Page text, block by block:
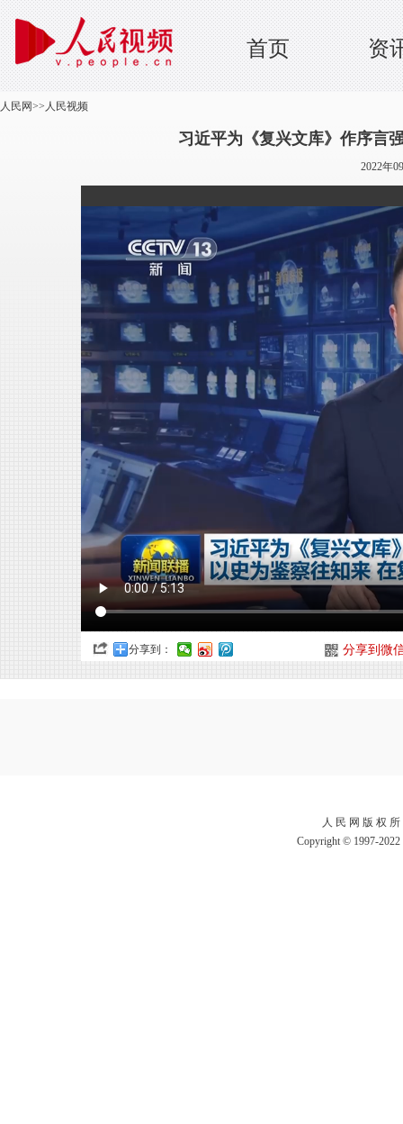
首页 资
人民网>> 人民视频
习近平为《复兴文库》作序言
2022年
分享到： 分享到微
人 民 网 版 权
Copyright © 1997-2022